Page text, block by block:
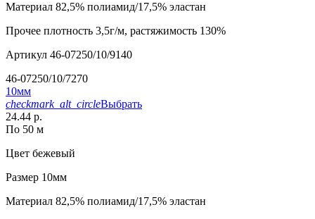
Материал 82,5% полиамид/17,5% эластан
Прочее плотность 3,5г/м, растяжимость 130%
Артикул 46-07250/10/9140
46-07250/10/7270
10мм
checkmark_alt_circleВыбрать
24.44 р.
По 50 м
Цвет бежевый
Размер 10мм
Материал 82,5% полиамид/17,5% эластан